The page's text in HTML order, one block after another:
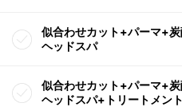
似合わせカット+パーマ+
ヘッドスパ
似合わせカット+パーマ+
ヘッドスパ+トリートメント